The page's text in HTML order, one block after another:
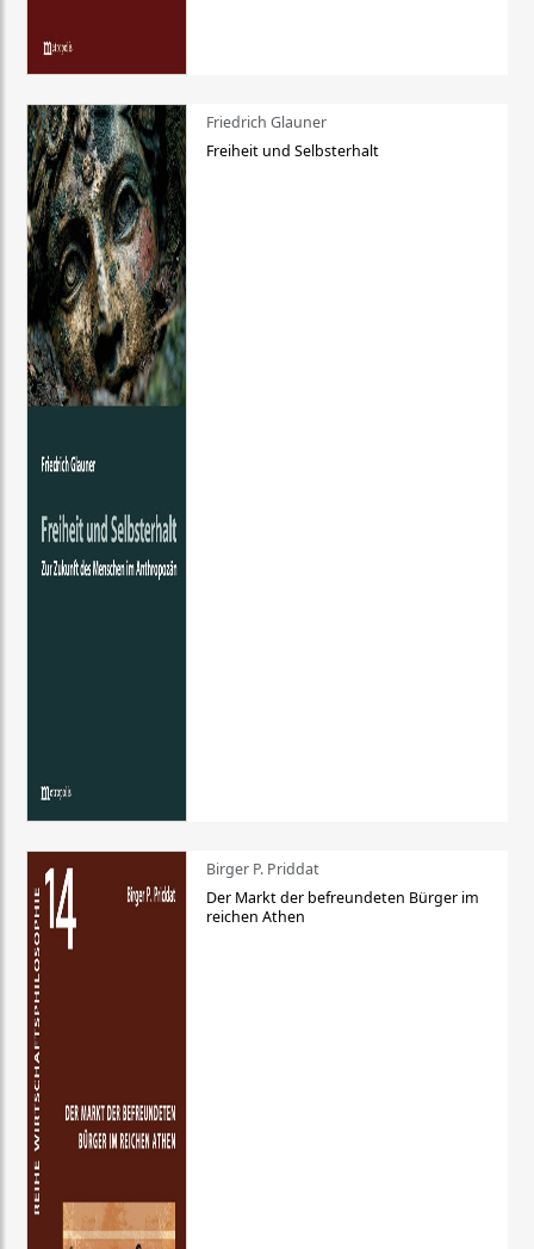
Friedrich Glauner
Freiheit und Selbsterhalt
Birger P. Priddat
Der Markt der befreundeten Bürger im
reichen Athen